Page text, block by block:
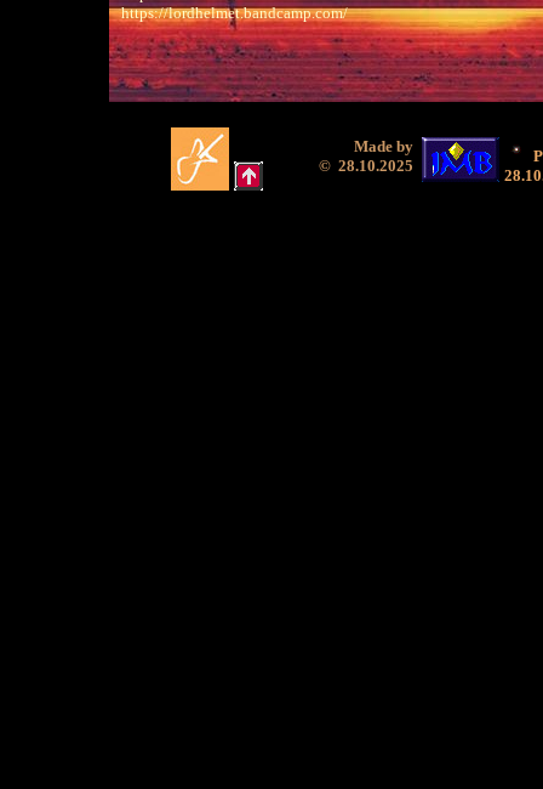
https://lordhelmet.bandcamp.com/
Made by
© 28.10.2025